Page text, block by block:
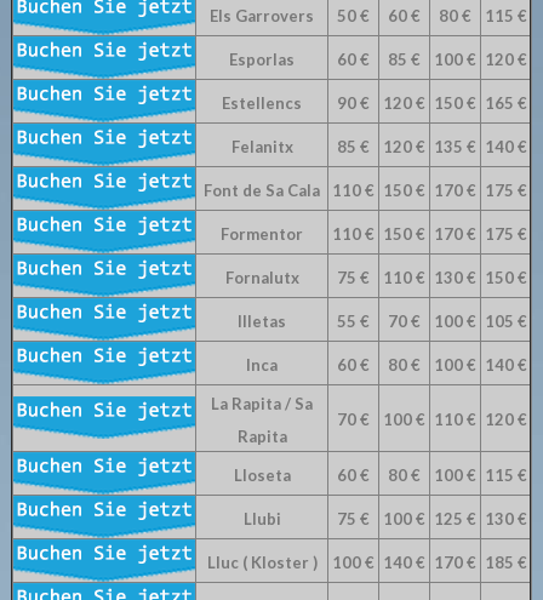
Els Garrovers 50 € 60 € 80 € 115 €
Esporlas 60 € 85 € 100 € 120 €
Estellencs 90 € 120 € 150 € 165 €
Felanitx 85 € 120 € 135 € 140 €
Font de Sa Cala 110 € 150 € 170 € 175 €
Formentor 110 € 150 € 170 € 175 €
Fornalutx 75 € 110 € 130 € 150 €
Illetas 55 € 70 € 100 € 105 €
Inca 60 € 80 € 100 € 140 €
La Rapita / Sa
Rapita
70 € 100 € 110 € 120 €
Lloseta 60 € 80 € 100 € 115 €
Llubi 75 € 100 € 125 € 130 €
Lluc ( Kloster ) 100 € 140 € 170 € 185 €